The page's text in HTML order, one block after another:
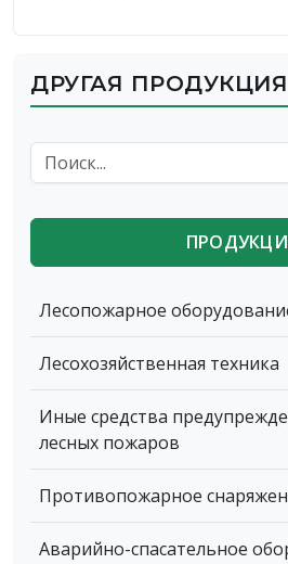
ДРУГАЯ ПРОДУКЦИЯ
Лесопожарное
Лесохозяйственная техника
Иные средства
лесных пожаров
Противопожарное
Аварийно-спасательное